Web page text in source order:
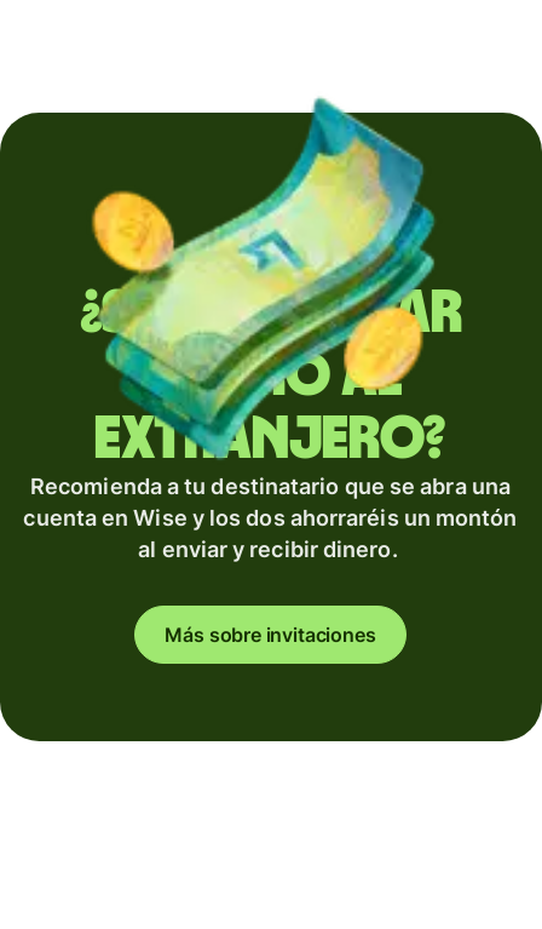
¿Sueles enviar
dinero al
extranjero?
Recomienda a tu destinatario que se abra una
cuenta en Wise y los dos ahorraréis un montón
al enviar y recibir dinero.
Más sobre invitaciones